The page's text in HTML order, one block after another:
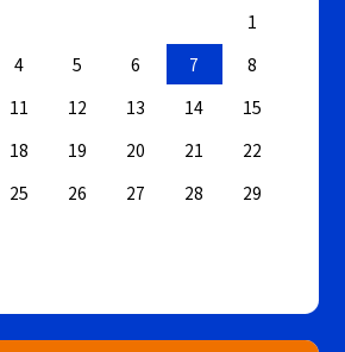
1
4 5 6 7
8
11 12 13 14
15
18 19 20 21
22
25 26 27 28
29